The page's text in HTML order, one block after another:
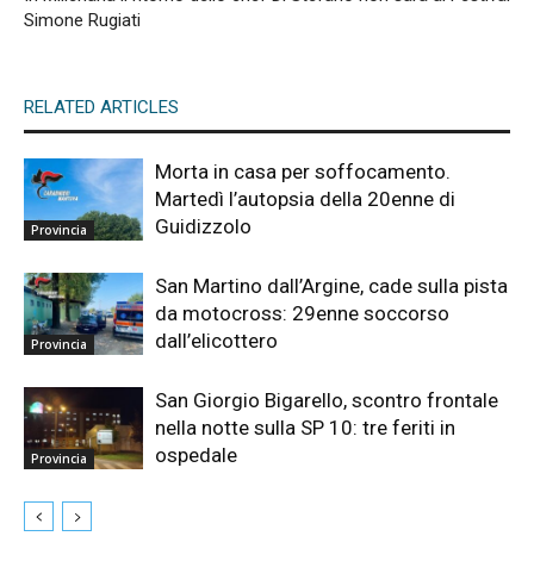
Simone Rugiati
RELATED ARTICLES
Provincia
Morta in casa per soffocamento.
Martedì l’autopsia della 20enne di
Guidizzolo
Provincia
San Martino dall’Argine, cade sulla pista
da motocross: 29enne soccorso
dall’elicottero
Provincia
San Giorgio Bigarello, scontro frontale
nella notte sulla SP 10: tre feriti in
ospedale